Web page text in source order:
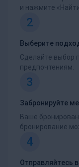
и нажмите
2
Выберите
Сделайте выбор
предпочтениям.
3
Забронируйте
Ваше
бронирование
4
Отправляйтесь в